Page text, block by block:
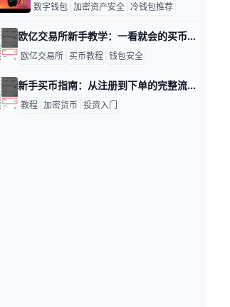
数字钱包 加密资产安全 冷钱包推荐
欧亿交易所新手教学：一看就会的买币与钱包安全设置攻略 欧亿交易所（一般对应Oyi交易所 Oyi 品牌）是一家面向全球用户的数字资产交易平台，为新手提供买币、卖币和存币服务，每天都有大量用户在这里完成 USDT、BTC、ETH 等主流币交易。对于刚入门的朋友来说，最重要的是先明白：交易所只是买卖入口，你可以把它理解成“数字货币银行 + 证券账户”的结合，它帮你撮合交易、托管资产，但真正决定资金安全的，是你后续如何设置安全选项、如何管理自己的数字钱包。开始前，你要做好心理准备：数字货币波动大，短时间内涨跌 10% 甚至更多都很常见，因此不要一次性投入太多资金，更不要借钱或用生活必须资金来投资，将第一笔资金控制在你“即使亏完也不会影响生活”的范围内，这样学习和操作时压力会小很多。
欧亿交易所 买币教程 钱包安全
新手买币指南：从注册到下单的完整流程 买币指南：新手买币流程从注册到下单 引言 对于新手来说，理解注册、实名认证、入金、下单等关键步骤，是实现安全买币的基础。下面按实际操作顺序给出清晰可执行的流程，每一步都配有具体数据与实例，方便你上手实操。
教程 加密货币 投资入门